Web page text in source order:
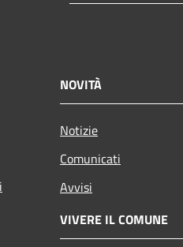
NOVITÀ
Notizie
Comunicati
Avvisi
VIVERE IL COMUNE